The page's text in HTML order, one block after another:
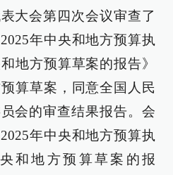
大会第四次会议审查了
年中央和地方预算执
地方预算草案的报告》
算草案，同意全国人民
会的审查结果报告。会
年中央和地方预算执
和地方预算草案的报